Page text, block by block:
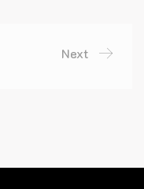
Next